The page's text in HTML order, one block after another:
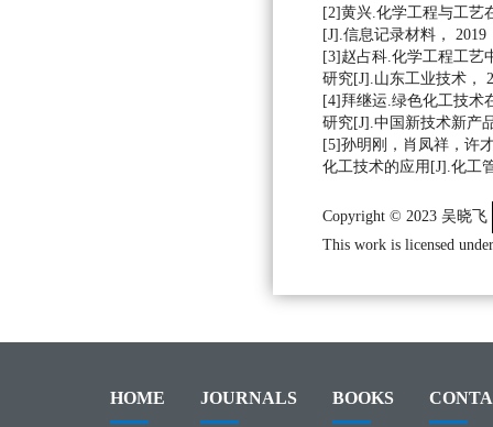
[2]黄兴.化学工程与工艺
[J].信息记录材料， 2019
[3]赵占科.化学工程工艺
研究[J].山东工业技术，
[4]拜继运.绿色化工技术
研究[J].中国新技术新产
[5]孙明刚，肖凤祥，许
化工技术的应用[J].化工
Copyright © 2023 吴晓飞
This work is licensed
HOME JOURNALS BOOKS